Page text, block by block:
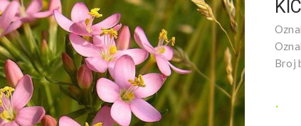
Broj
.